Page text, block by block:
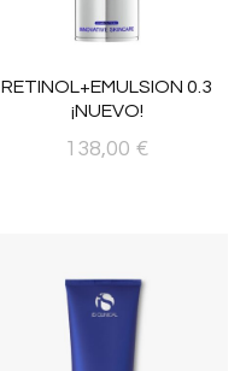
RETINOL+EMULSION 0.3
¡NUEVO!
138,00 €